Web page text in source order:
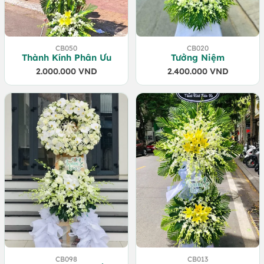
CB050
Thành Kính Phân Ưu
2.000.000 VND
CB020
Tưởng Niệm
2.400.000 VND
CB098 CB013